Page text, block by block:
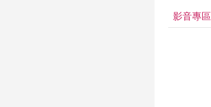
影音專區